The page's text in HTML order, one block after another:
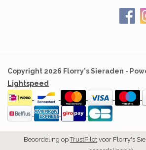
Copyright 2026 Florry's Sieraden -
Lightspeed
Beoordeling opTrustPilot voor Florry's